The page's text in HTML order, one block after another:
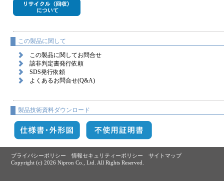
この製品に関して
この製品に関してお問合せ
該非判定書発行依頼
SDS発行依頼
よくあるお問合せ(Q&A)
製品技術資料ダウンロード
プライバシーポリシー 情報セキュリティーポリシー
サイトマップ
Copyright (c) 2026 Nipron Co., Ltd. All Rights Reserved.